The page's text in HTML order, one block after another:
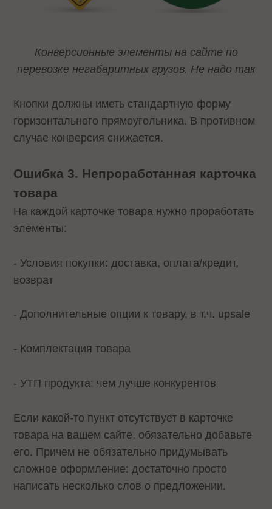
Конверсионные элементы на сайте по
перевозке негабаритных грузов. Не надо так
Кнопки должны иметь стандартную форму
горизонтального прямоугольника. В противном
случае конверсия снижается.
Ошибка 3. Непроработанная карточка
товара
На каждой карточке товара нужно проработать
элементы:
- Условия покупки: доставка, оплата/кредит,
возврат
- Дополнительные опции к товару, в т.ч. upsale
- Комплектация товара
- УТП продукта: чем лучше конкурентов
Если какой-то пункт отсутствует в карточке
товара на вашем сайте, обязательно добавьте
его. Причем не обязательно придумывать
сложное оформление: достаточно просто
написать несколько слов о предложении.